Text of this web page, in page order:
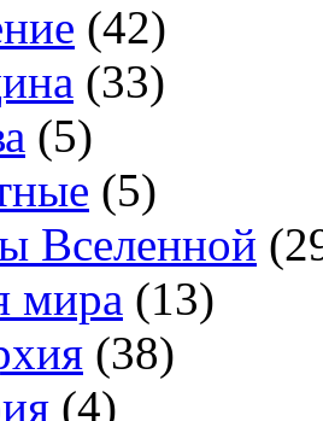
(42)
(33)
(5)
(5)
Вселенной
мира (13)
(38)
(4)